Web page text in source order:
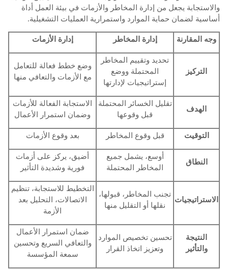
والاستجابة يجعل من إدارة المخاطر والأزمات في بيئة العمل أداة
أساسية لضمان حماية الموارد واستمرارية العمليات التشغيلية.
وجه المقارنة
إدارة المخاطر إدارة الأزمات
التركيز
تحديد وتقييم المخاطر
المحتملة ووضع
إستراتيجيات لإدارتها
وضع خطط فعالة للتعامل
مع الأزمات والتعافي منها
الهدف
تقليل الخسائر المحتملة
قبل وقوعها
الاستجابة الفعالة للأزمات
وضمان استمرار الأعمال
التوقيت قبل وقوع المخاطر بعد وقوع الأزمات
النطاق
أوسع، يشمل جميع
المخاطر المحتملة
أضيق، يركز على أزمات
فورية وشديدة التأثير
الاستراتيجيات
تجنب المخاطر، قبولها،
نقلها أو التقليل منها
التخطيط للاستجابة، تنظيم
الاتصالات، التحليل بعد
الأزمة
النتيجة
والتأثير
تحسين تخصيص الموارد
وتعزيز اتخاذ القرار
ضمان استمرار الأعمال
والتعافي السريع وتحسين
سمعة المؤسسة